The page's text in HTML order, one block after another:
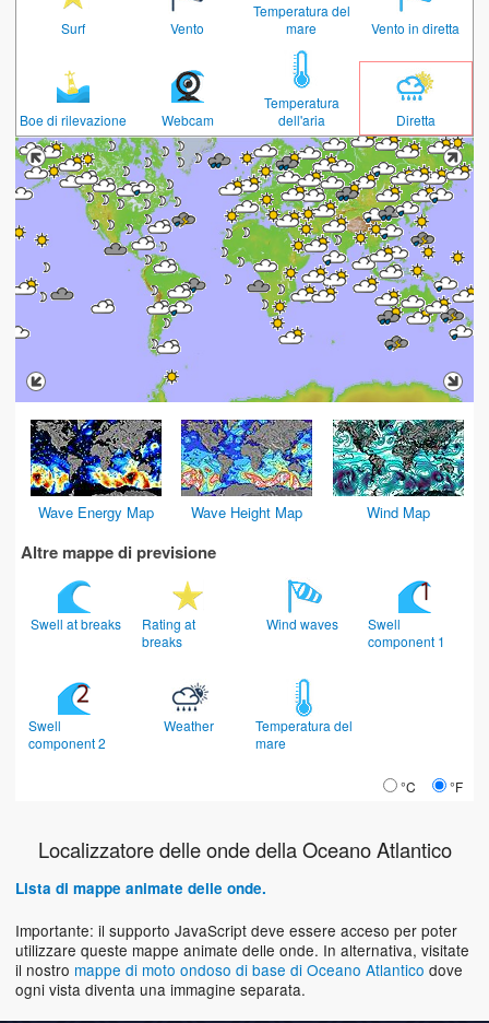
Surf Vento
Temperatura del
mare
Vento in diretta
Boe di rilevazione Webcam
Temperatura
dell'aria
Diretta
Wave Energy Map Wave Height Map Wind Map
Altre mappe di previsione
Swell at breaks
Rating at
breaks
Wind waves
Swell
component 1
Swell
component 2
Weather
Temperatura del
mare
°C °F
Localizzatore delle onde della Oceano Atlantico
Lista di mappe animate delle onde.
Importante: il supporto JavaScript deve essere acceso per poter
utilizzare queste mappe animate delle onde. In alternativa, visitate
il nostro mappe di moto ondoso di base di Oceano Atlantico dove
ogni vista diventa una immagine separata.